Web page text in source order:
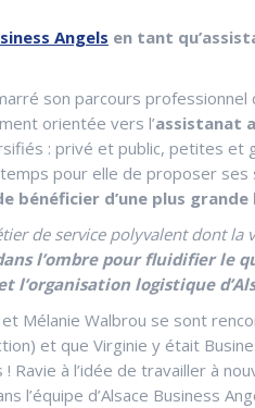
Angels en tant
son parcours
orientée vers l’assistanat
: privé et public, petites
pour elle de proposer
bénéficier d’une plus
de service polyvalent dont
l’ombre pour fluidifier le
logistique
Mélanie Walbrou se sont
et que Virginie y était
à l’idée de travailler à
l’équipe d’Alsace Business